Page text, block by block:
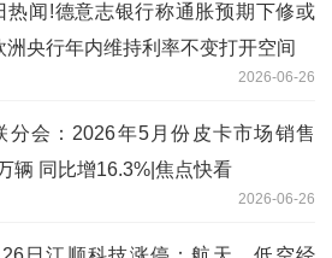
热闻!德意志银行称通胀预期下修或
洲央行年内维持利率不变打开空间
2026-06-26
分会：2026年5月份皮卡市场销售
辆 同比增16.3%|焦点快看
2026-06-26